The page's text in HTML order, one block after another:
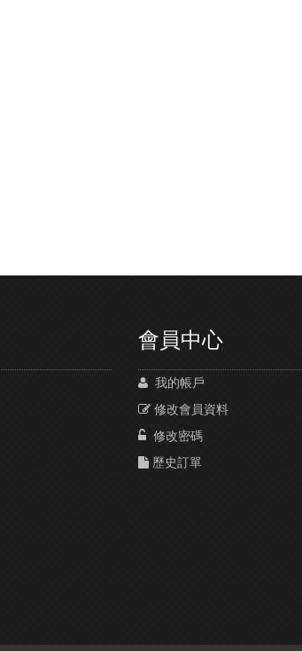
會員中心
我的帳戶
修改會員資料
修改密碼
歷史訂單